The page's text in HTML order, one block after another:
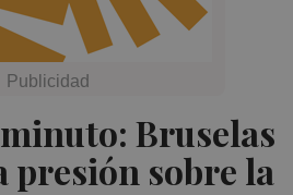
Bruselas
presión sobre la